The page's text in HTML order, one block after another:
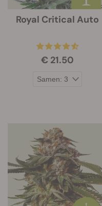
Royal Critical Auto
€ 21.50